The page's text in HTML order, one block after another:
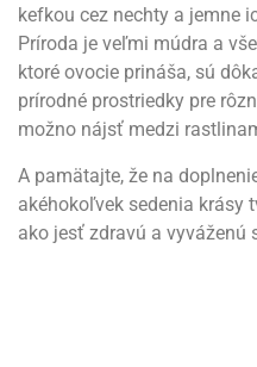
kefkou cez nechty a jemne
Príroda je veľmi múdra a
ktoré ovocie prináša, sú
prírodné prostriedky pre
možno nájsť medzi
A pamätajte, že na
akéhokoľvek sedenia krásy
ako jesť zdravú a vyváženú